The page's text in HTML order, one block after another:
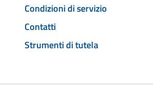
Condizioni di servizio
Contatti
Strumenti di tutela